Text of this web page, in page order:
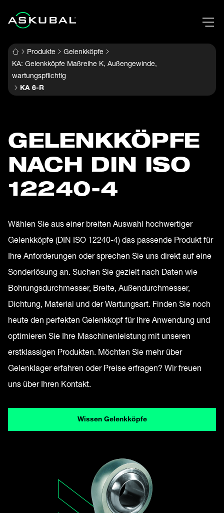
Produkte
Gelenkköpfe
KA: Gelenkköpfe Maßreihe K, Außengewinde,
wartungspflichtig
KA 6-R
GELENK­KÖPFE
NACH DIN ISO
12240-4
Wählen Sie aus einer breiten Auswahl hochwertiger
Gelenkköpfe (DIN ISO 12240-4) das passende Produkt für
Ihre Anforderungen oder sprechen Sie uns direkt auf eine
Sonderlösung an. Suchen Sie gezielt nach Daten wie
Bohrungsdurchmesser, Breite, Außendurchmesser,
Dichtung, Material und der Wartungsart. Finden Sie noch
heute den perfekten Gelenkkopf für Ihre Anwendung und
optimieren Sie Ihre Maschinenleistung mit unseren
erstklassigen Produkten. Möchten Sie mehr über
Gelenklager erfahren oder Preise erfragen? Wir freuen
uns über Ihren Kontakt.
Wissen Gelenkköpfe